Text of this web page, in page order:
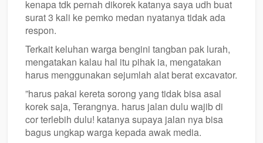
kenapa tdk pernah dikorek katanya saya udh buat
surat 3 kali ke pemko medan nyatanya tidak ada
respon.
Terkait keluhan warga bengini tangban pak lurah,
mengatakan kalau hal itu pihak ia, mengatakan
harus menggunakan sejumlah alat berat excavator.
”harus pakai kereta sorong yang tidak bisa asal
korek saja, Terangnya. harus jalan dulu wajib di
cor terlebih dulu! katanya supaya jalan nya bisa
bagus ungkap warga kepada awak media.